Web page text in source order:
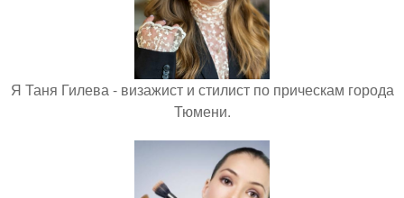
Я Таня Гилева - визажист и стилист по прическам города
Тюмени.